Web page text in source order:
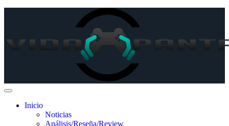
Inicio
Noticias
Análisis/Reseña/Review